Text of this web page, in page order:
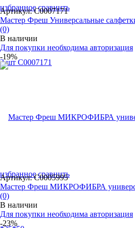
избранное сравнить
избранное сравнить
Артикул: С0007171
Мастер Фреш Универсальные
(0)
В наличии
Для покупки необходима авторизация
-19%
Артикул: С0005995
Мастер Фреш МИКРОФИБРА
(0)
В наличии
Для покупки необходима авторизация
-23%